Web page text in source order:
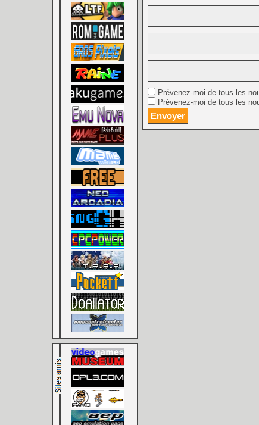
Prévenez-moi de tous les
Prévenez-moi de tous les